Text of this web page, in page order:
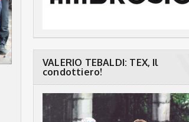
VALERIO TEBALDI: TEX, Il
condottiero!